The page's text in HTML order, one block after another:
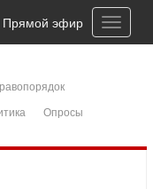
Toggle
Прямой эфир
Опросы